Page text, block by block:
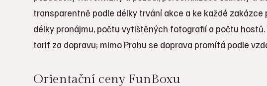
transparentně podle délky trvání akce a ke každé
délky pronájmu, počtu vytištěných fotografií a počtu
tarif za dopravu; mimo Prahu se doprava promítá podle
Orientační ceny FunBoxu